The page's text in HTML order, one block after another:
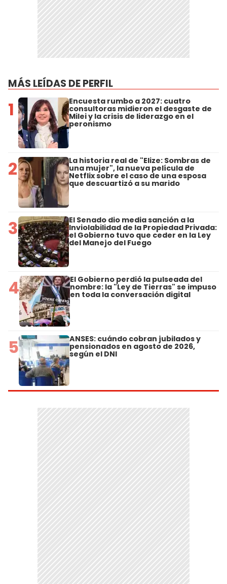
MÁS LEÍDAS DE PERFIL
1 Encuesta rumbo a 2027: cuatro
consultoras midieron el desgaste de
Milei y la crisis de liderazgo en el
peronismo
2 La historia real de "Elize: Sombras de
una mujer", la nueva película de
Netflix sobre el caso de una esposa
que descuartizó a su marido
3 El Senado dio media sanción a la
Inviolabilidad de la Propiedad Privada:
el Gobierno tuvo que ceder en la Ley
del Manejo del Fuego
4 El Gobierno perdió la pulseada del
nombre: la "Ley de Tierras" se impuso
en toda la conversación digital
5 ANSES: cuándo cobran jubilados y
pensionados en agosto de 2026,
según el DNI